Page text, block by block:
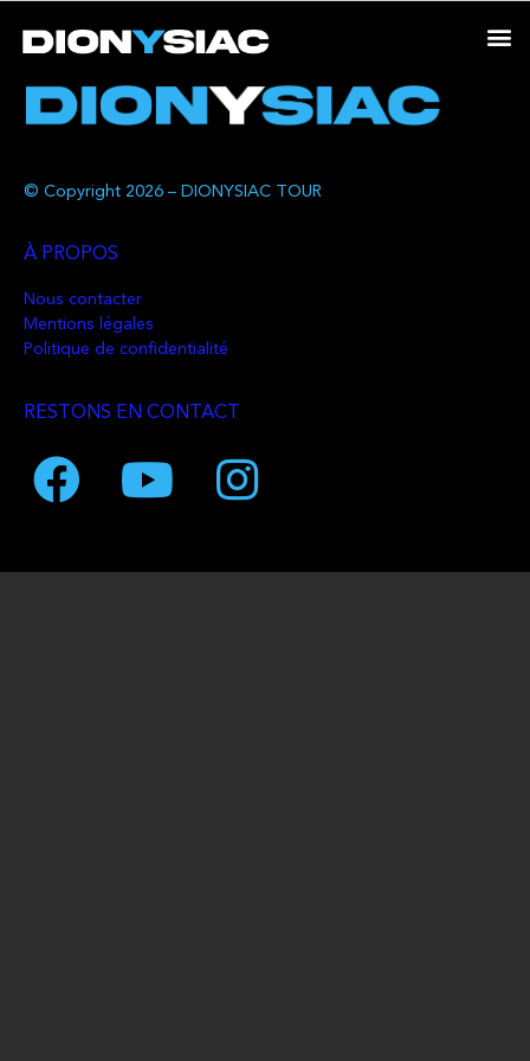
© Copyright 2026 – DIONYSIAC TOUR
À PROPOS
Nous contacter
Mentions légales
Politique de confidentialité
RESTONS EN CONTACT